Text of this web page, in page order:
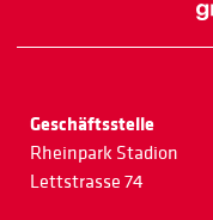
Geschäftsstelle
Rheinpark Stadion
Lettstrasse 74